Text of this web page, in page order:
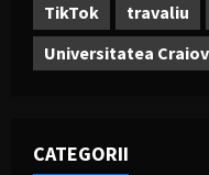
TikTok
travaliu
Universitatea
CATEGORII